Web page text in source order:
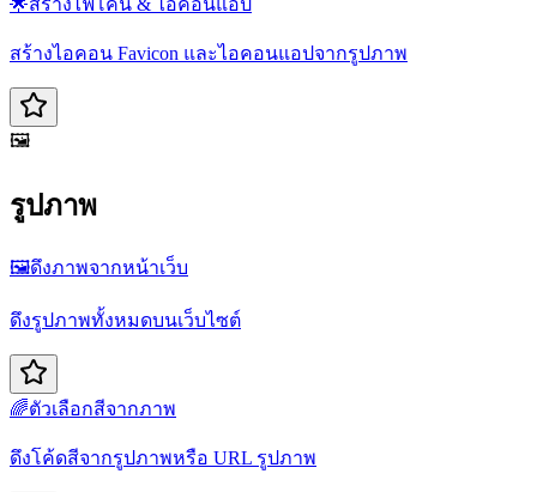
สร้างไอคอน Favicon และไอคอนแอปจากรูปภาพ
🖼️
รูปภาพ
🖼️ดึงภาพจากหน้าเว็บ
ดึงรูปภาพทั้งหมดบนเว็บไซต์
🌈ตัวเลือกสีจากภาพ
ดึงโค้ดสีจากรูปภาพหรือ URL รูปภาพ